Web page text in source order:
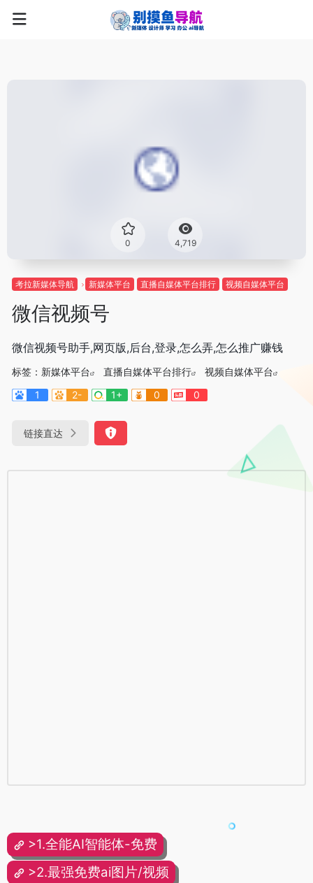
0 4,719
考拉新媒体导航 新媒体平台 直播自媒体平台排行 视频自媒体平台
微信视频号
微信视频号助手,网页版,后台,登录,怎么弄,怎么推广赚钱
标签： 新媒体平台 直播自媒体平台排行
视频自媒体平台
1
2- 1+ 0 0
链接直达
>1.全能AI智能体-免费
>2.最强免费ai图片/视频